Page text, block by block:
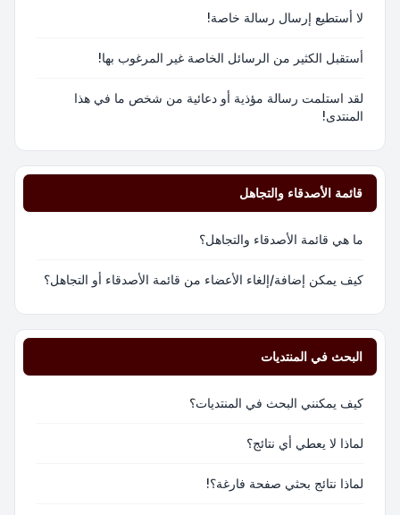
لا أستطيع إرسال رسالة خاصة!
أستقبل الكثير من الرسائل الخاصة غير المرغوب بها!
لقد استلمت رسالة مؤذية أو دعائية من شخص ما في هذا
المنتدى!
قائمة الأصدقاء والتجاهل
ما هي قائمة الأصدقاء والتجاهل؟
كيف يمكن إضافة/إلغاء الأعضاء من قائمة الأصدقاء أو التجاهل؟
البحث في المنتديات
كيف يمكنني البحث في المنتديات؟
لماذا لا يعطي أي نتائج؟
لماذا نتائج بحثي صفحة فارغة؟!